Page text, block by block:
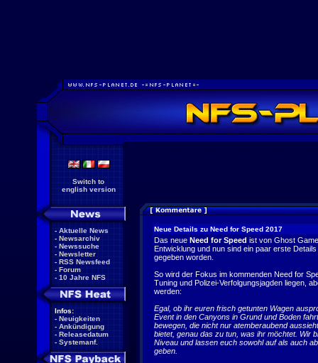
Switch to
english version
- Aktuelle News
- Newsarchiv
- Newssuche
- Newsletter
- RSS Newsfeed
- Forum
- 10 Jahre NFS
Infos:
- Neuigkeiten
- Ankündigung
- Releasedatum
- Systemanf.
Neue Details zu Need for Speed 2017
Das neue Need for Speed ist von Ghost
Entwicklung und nun sind ein paar erste
gegeben worden.
So wird der Fokus im kommenden Need for
Tuning und Polizei-Verfolgungsjagden liegen,
werden:
Egal, ob ihr euren frisch getunten Wagen
Event in den Canyons in Grund und Boden
bewegen, die nicht nur atemberaubend
bietet, genau das zu tun, was ihr möchtet. Wir
Niveau und lassen euch sowohl auf als auch
geben.